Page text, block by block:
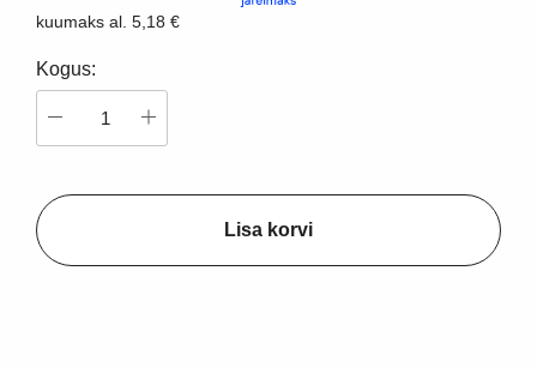
kuumaks al. 5,18 €
Kogus:
Lisa korvi